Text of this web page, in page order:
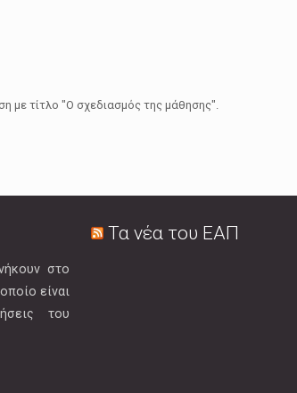
με τίτλο "Ο σχεδιασμός της μάθησης".
στο
είναι
του
Τα νέα του ΕΑΠ